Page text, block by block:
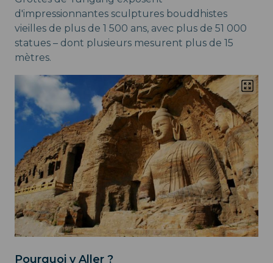
d'impressionnantes sculptures bouddhistes
vieilles de plus de 1 500 ans, avec plus de 51 000
statues – dont plusieurs mesurent plus de 15
mètres.
Pourquoi y Aller ?